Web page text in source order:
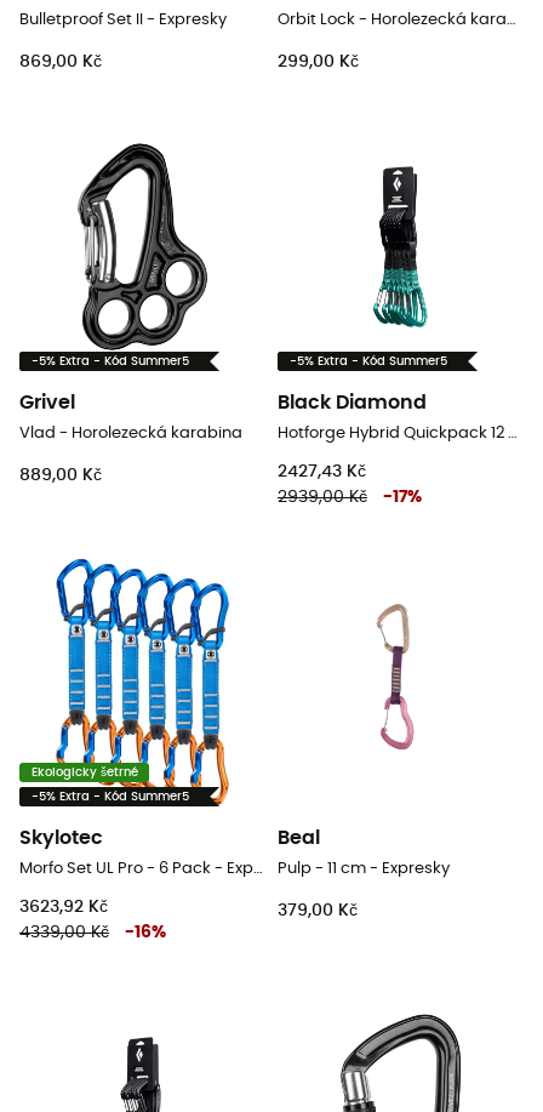
Bulletproof Set II - Expresky
869,00 Kč
Orbit Lock - Horolezecká karabina
299,00 Kč
-5% Extra - Kód Summer5
Grivel
Vlad - Horolezecká karabina
889,00 Kč
-5% Extra - Kód Summer5
Black Diamond
Hotforge Hybrid Quickpack 12 cm - Expresky
2427,43 Kč
2939,00 Kč
-17%
Ekologicky šetrné
-5% Extra - Kód Summer5
Skylotec
Morfo Set UL Pro - 6 Pack - Expresky
3623,92 Kč
4339,00 Kč
-16%
Beal
Pulp - 11 cm - Expresky
379,00 Kč